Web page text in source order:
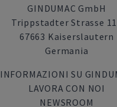
GINDUMAC GmbH
Trippstadter Strasse
67663 Kaiserslautern
Germania
INFORMAZIONI SU
LAVORA CON NOI
NEWSROOM